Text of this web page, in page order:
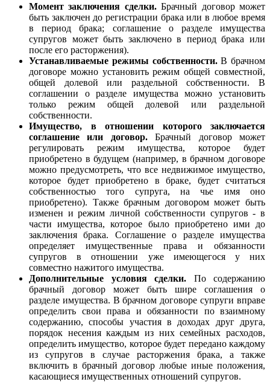
Момент заключения сделки.Брачный договор может
быть заключен до регистрации брака или в любое время
в период брака; соглашение о разделе имущества
супругов может быть заключено в период брака или
после его расторжения).
Устанавливаемые режимы собственности.В брачном
договоре можно установить режим общей совместной,
общей долевой или раздельной собственности. В
соглашении о разделе имущества можно установить
только режим общей долевой или раздельной
собственности.
Имущество, в отношении которого заключается
соглашение или договор.Брачный договор может
регулировать режим имущества, которое будет
приобретено в будущем (например, в брачном договоре
можно предусмотреть, что все недвижимое имущество,
которое будет приобретено в браке, будет считаться
собственностью того супруга, на чье имя оно
приобретено). Также брачным договором может быть
изменен и режим личной собственности супругов - в
части имущества, которое было приобретено ими до
заключения брака. Соглашение о разделе имущества
определяет имущественные права и обязанности
супругов в отношении уже имеющегося у них
совместно нажитого имущества.
Дополнительные условия сделки. По содержанию
брачный договор может быть шире соглашения о
разделе имущества. В брачном договоре супруги вправе
определить свои права и обязанности по взаимному
содержанию, способы участия в доходах друг друга,
порядок несения каждым из них семейных расходов,
определить имущество, которое будет передано каждому
из супругов в случае расторжения брака, а также
включить в брачный договор любые иные положения,
касающиеся имущественных отношений супругов.